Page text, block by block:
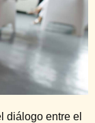
diálogo entre el